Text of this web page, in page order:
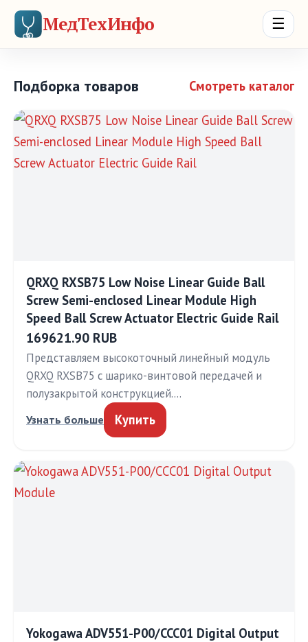
МедТехИнфо ☰
Подборка товаров Смотреть каталог
QRXQ RXSB75 Low Noise Linear Guide Ball
Screw Semi-enclosed Linear Module High
Speed Ball Screw Actuator Electric Guide Rail
169621.90 RUB
Представляем высокоточный линейный модуль
QRXQ RXSB75 с шарико-винтовой передачей и
полузакрытой конструкцией.…
Узнать больше Купить
Yokogawa ADV551-P00/CCC01 Digital Output